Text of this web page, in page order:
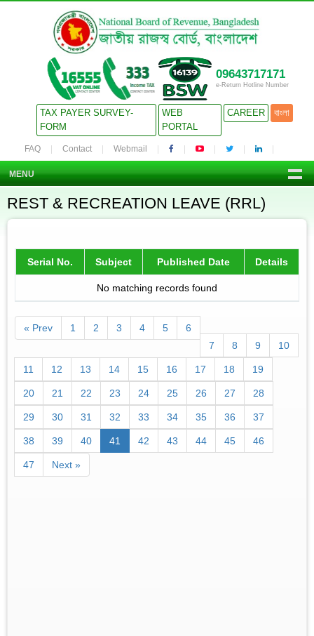
09643717171
e-Return Hotline Number
TAX PAYER SURVEY-
FORM
WEB
PORTAL
CAREER বাংলা
FAQ Contact Webmail
MENU
REST & RECREATION LEAVE (RRL)
Serial No. Subject Published Date Details
No matching records found
« Prev 1 2 3 4 5
6
7
8 9 10
11 12 13 14 15 16 17 18 19
20 21 22 23 24 25 26 27 28
29 30 31 32 33 34 35 36 37
38 39 40 41 42 43 44 45 46
47 Next »